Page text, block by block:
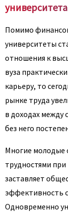
Помимо
университеты
отношения к
вуза
карьеру, то
рынке труда
в доходах между
без него
Многие молодые
трудностями
заставляет
эффективность
Одновременно